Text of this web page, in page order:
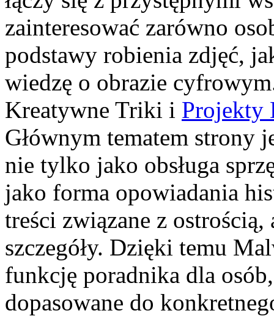
zainteresować zarówno
podstawy robienia zdjęć,
wiedzę o obrazie
Kreatywne Triki i Projekty
Głównym tematem strony
nie tylko jako obsługa
jako forma opowiadania
treści związane z
szczegóły. Dzięki temu
funkcję poradnika dla
dopasowane do